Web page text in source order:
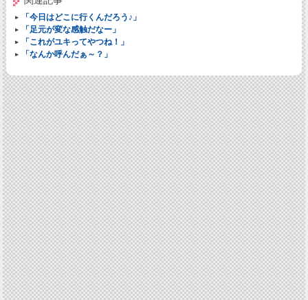
「今日はどこに行くんだろう♪」
「足元が変な感触だなー」
「これがユキってやつね！」
「なんか呼んだぁ～？」